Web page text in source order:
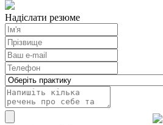
Надіслати резюме